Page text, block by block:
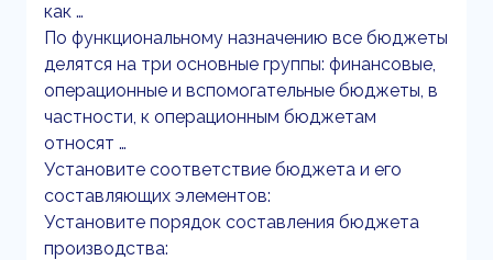
как …
По функциональному назначению все бюджеты
делятся на три основные группы: финансовые,
операционные и вспомогательные бюджеты, в
частности, к операционным бюджетам
относят …
Установите соответствие бюджета и его
составляющих элементов:
Установите порядок составления бюджета
производства: